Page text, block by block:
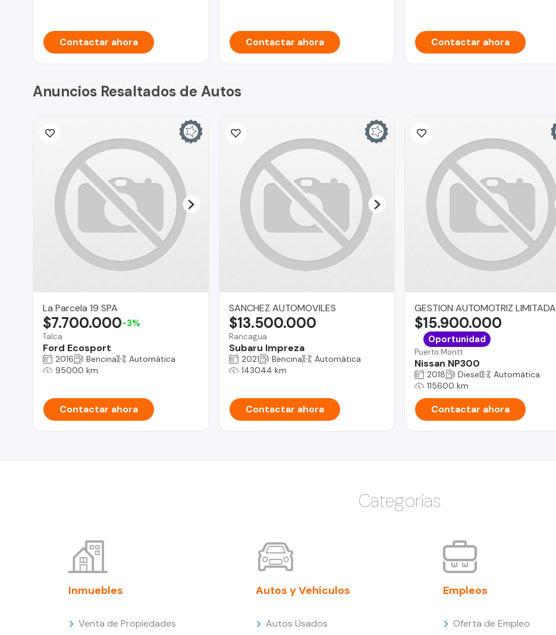
Contactar ahora Contactar ahora Contactar ahora
Anuncios Resaltados de Autos
La Parcela 19 SPA
Talca
Ford Ecosport
$7.700.000-3%
2016 Bencina
Automática
95000 km
Contactar ahora
SANCHEZ AUTOMOVILES
Rancagua
Subaru Impreza
$13.500.000
2021 Bencina
Automática
143044 km
Contactar ahora
GESTION AUTOMOTRIZ LIMITADA
Puerto Montt
Nissan NP300
$15.900.000
Oportunidad
2018 Diesel
Automática
115600 km
Contactar ahora
Categorías
Inmuebles
Venta de Propiedades
Autos y Vehículos
Autos Usados
Empleos
Oferta de Empleo